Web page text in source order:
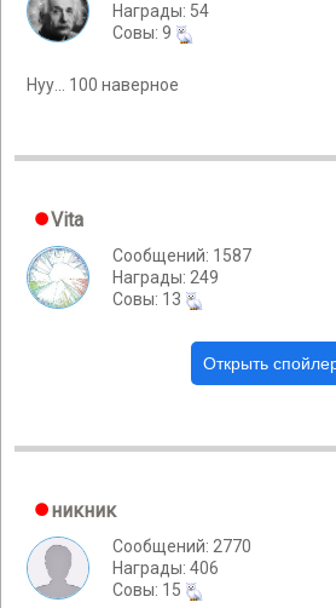
Награды: 54
Cовы: 9
Нуу... 100 наверное
Vita
Сообщений: 1587
Награды: 249
Cовы: 13
никник
Сообщений: 2770
Награды: 406
Cовы: 15